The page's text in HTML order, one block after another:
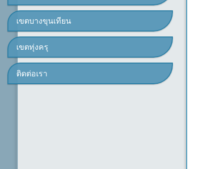
เขตบางขุนเทียน
เขตทุ่งครุ
ติดต่อเรา